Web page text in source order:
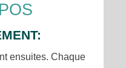
ensuites. Chaque